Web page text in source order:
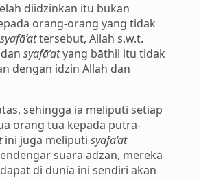
diidzinkan itu bukan
orang-orang yang tidak
syafā‘attersebut, Allah s.w.t.
syafā‘atyang bāthil itu tidak
dengan idzin Allah dan
sehingga ia meliputi setiap
orang tua kepada putra-
ini juga meliputi syafa‘at
suara adzan, mereka
di dunia ini sendiri akan